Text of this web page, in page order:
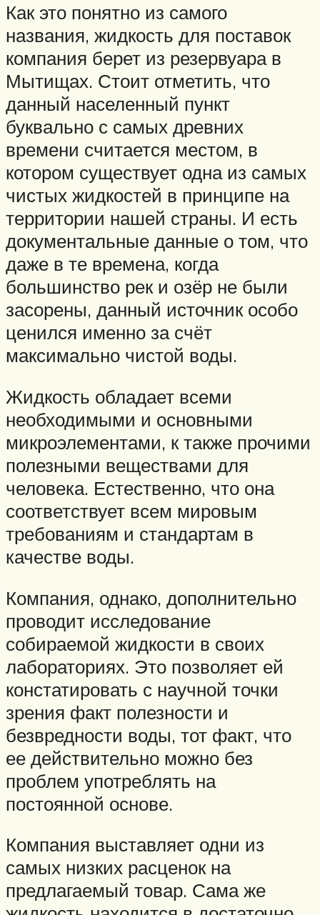
Как это понятно из самого
названия, жидкость для поставок
компания берет из резервуара в
Мытищах. Стоит отметить, что
данный населенный пункт
буквально с самых древних
времени считается местом, в
котором существует одна из самых
чистых жидкостей в принципе на
территории нашей страны. И есть
документальные данные о том, что
даже в те времена, когда
большинство рек и озёр не были
засорены, данный источник особо
ценился именно за счёт
максимально чистой воды.
Жидкость обладает всеми
необходимыми и основными
микроэлементами, к также прочими
полезными веществами для
человека. Естественно, что она
соответствует всем мировым
требованиям и стандартам в
качестве воды.
Компания, однако, дополнительно
проводит исследование
собираемой жидкости в своих
лабораториях. Это позволяет ей
констатировать с научной точки
зрения факт полезности и
безвредности воды, тот факт, что
ее действительно можно без
проблем употреблять на
постоянной основе.
Компания выставляет одни из
самых низких расценок на
предлагаемый товар. Сама же